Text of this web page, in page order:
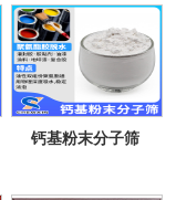
筛-lpglng燃气干燥除
异味除杂-空气低露点
干燥
钙基粉末分子筛